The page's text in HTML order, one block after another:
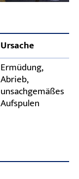
Ursache
Ermüdung,
Abrieb,
unsachgemäßes
Aufspulen